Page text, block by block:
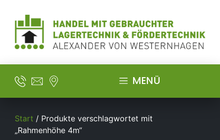
MENÜ
Start / Produkte verschlagwortet mit
„Rahmenhöhe 4m“